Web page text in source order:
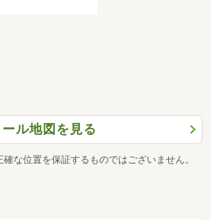
ル地図を見る
な位置を保証するものではございません。